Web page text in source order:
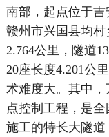
南部，起点位于
赣州市兴国县均村
2.764公里，隧道
20座长度4.201公
术难度大。其中，
点控制工程，是
施工的特长大隧道